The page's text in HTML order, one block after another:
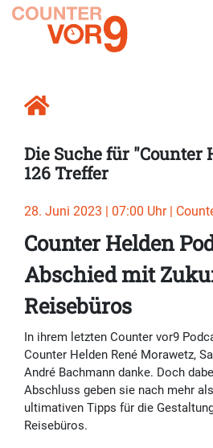
Die Suche für "Counter
126 Treffer
28. Juni 2023 | 07:00 Uhr |
Counter Helden
Abschied mit
Reisebüros
In ihrem letzten Counter vor9
Counter Helden René Morawetz,
André Bachmann danke. Doch
Abschluss geben sie nach mehr
ultimativen Tipps für die
Reisebüros.